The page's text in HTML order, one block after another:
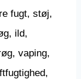
fugt, støj,
ild,
vaping,